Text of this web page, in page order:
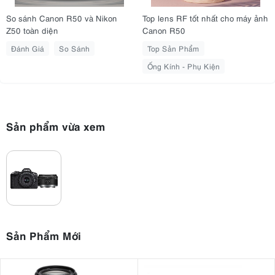
Thông Minh Như Mắt Người
Hệ thống lấy nét tự động (Autofocus) chính là điểm "ăn tiền" nhất
Dual Pixel CMOS AF IIvới651 vùng lấy nét
So sánh Canon R50 và Nikon
Z50 toàn diện
Đánh Giá So Sánh
Top lens RF tốt nhất cho máy ảnh
Canon R50
Top Sản Phẩm
Ống Kính - Phụ Kiện
Sản phẩm vừa xem
Sản Phẩm Mới